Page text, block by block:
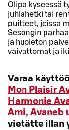
Olipa kyseessä
juhlahetki tai
puitteet, joissa
Sesongin
ja huoleton
vaivattomat ja
Varaa
Mon Plaisir
Harmonie
Ami, Avaneb
vietätte illan